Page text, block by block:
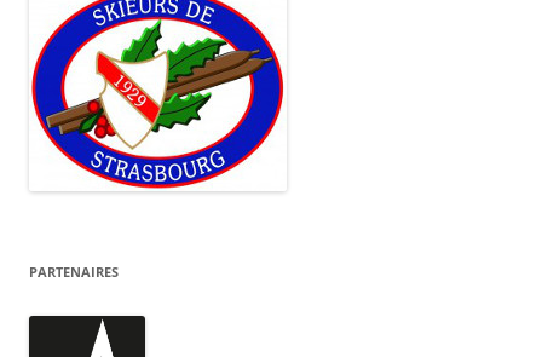
PARTENAIRES